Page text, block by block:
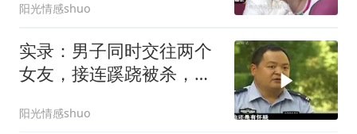
阳光情感shuo
实录：男子同时交往两个
女友，接连蹊跷被杀，警
阳光情感shuo